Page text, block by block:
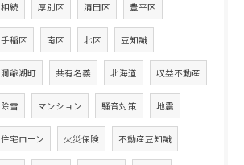
相続 厚別区 清田区 豊平区
手稲区 南区 北区 豆知識
洞爺湖町 共有名義 北海道 収益不動産
除雪 マンション 騒音対策 地震
住宅ローン 火災保険 不動産豆知識